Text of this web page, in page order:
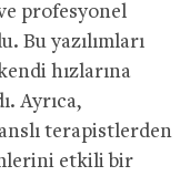
profesyonel
Bu yazılımları
hızlarına
Ayrıca,
terapistlerden
etkili bir